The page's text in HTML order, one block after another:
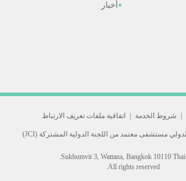
أخبار
| شروط الخدمة | اتفاقية ملفات تعريف الارتباط
مستشفى معتمد من اللجنة الدولية المشتركة (JCI)
All rights reserved.